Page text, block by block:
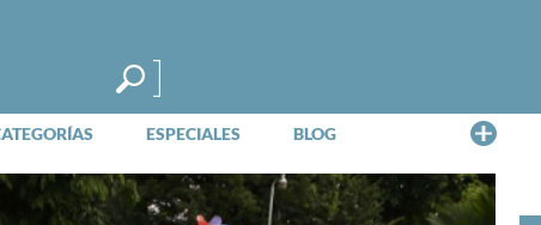
ESPECIALES BLOG